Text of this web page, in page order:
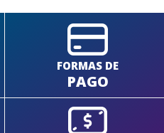
FORMAS DE
PAGO